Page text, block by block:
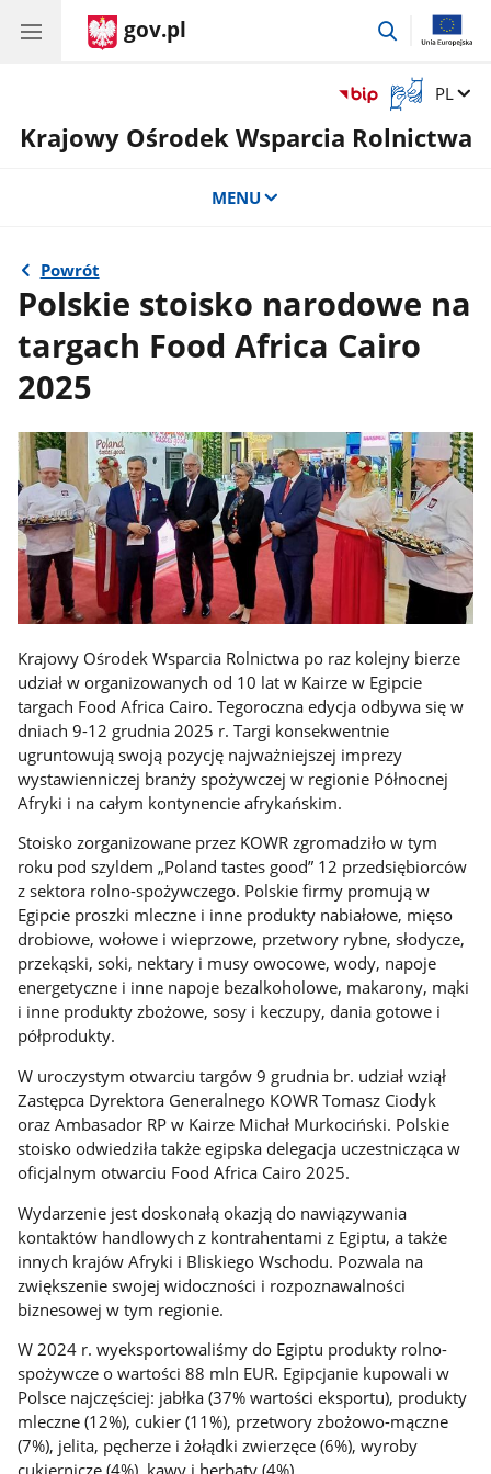
gov.pl
przejdź
Otwórz
okno
z
Zmień
PL
Krajowy Ośrodek Wsparcia Rolnictwa
MENU
Powrót
Polskie stoisko narodowe na
targach Food Africa Cairo
2025
Krajowy Ośrodek Wsparcia Rolnictwa po raz kolejny bierze
udział w organizowanych od 10 lat w Kairze w Egipcie
targach Food Africa Cairo. Tegoroczna edycja odbywa się w
dniach 9-12 grudnia 2025 r. Targi konsekwentnie
ugruntowują swoją pozycję najważniejszej imprezy
wystawienniczej branży spożywczej w regionie Północnej
Afryki i na całym kontynencie afrykańskim.
Stoisko zorganizowane przez KOWR zgromadziło w tym
roku pod szyldem „Poland tastes good” 12 przedsiębiorców
z sektora rolno-spożywczego. Polskie firmy promują w
Egipcie proszki mleczne i inne produkty nabiałowe, mięso
drobiowe, wołowe i wieprzowe, przetwory rybne, słodycze,
przekąski, soki, nektary i musy owocowe, wody, napoje
energetyczne i inne napoje bezalkoholowe, makarony, mąki
i inne produkty zbożowe, sosy i keczupy, dania gotowe i
półprodukty.
W uroczystym otwarciu targów 9 grudnia br. udział wziął
Zastępca Dyrektora Generalnego KOWR Tomasz Ciodyk
oraz Ambasador RP w Kairze Michał Murkociński. Polskie
stoisko odwiedziła także egipska delegacja uczestnicząca w
oficjalnym otwarciu Food Africa Cairo 2025.
Wydarzenie jest doskonałą okazją do nawiązywania
kontaktów handlowych z kontrahentami z Egiptu, a także
innych krajów Afryki i Bliskiego Wschodu. Pozwala na
zwiększenie swojej widoczności i rozpoznawalności
biznesowej w tym regionie.
W 2024 r. wyeksportowaliśmy do Egiptu produkty rolno-
spożywcze o wartości 88 mln EUR. Egipcjanie kupowali w
Polsce najczęściej: jabłka (37% wartości eksportu), produkty
mleczne (12%), cukier (11%), przetwory zbożowo-mączne
(7%), jelita, pęcherze i żołądki zwierzęce (6%), wyroby